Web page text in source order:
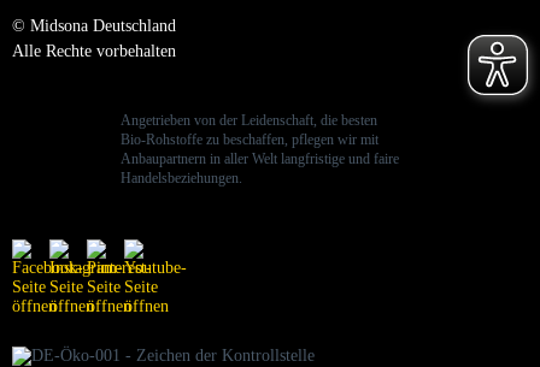
© Midsona Deutschland
Alle Rechte vorbehalten
Angetrieben von der Leidenschaft, die besten
Bio-Rohstoffe zu beschaffen, pflegen wir mit
Anbaupartnern in aller Welt langfristige und faire
Handelsbeziehungen.